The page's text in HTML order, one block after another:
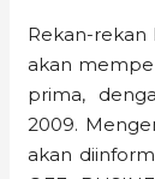
Rekan-rekan
akan
prima,
2009.
akan